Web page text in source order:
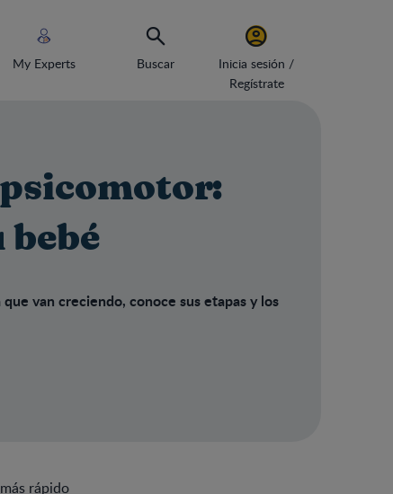
My Experts Buscar
Inicia sesión /
Regístrate
psicomotor:
van creciendo, conoce sus etapas y los
rápido